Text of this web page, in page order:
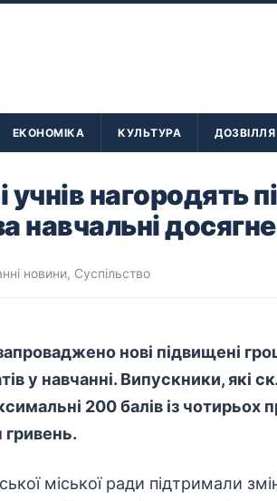
ЕКОНОМІКА КУЛЬТУРА ДОЗВІЛЛЯ
учнів
навчальні
новини, Суспільство
нові підвищені
у навчанні. Випускники, які
200 балів із
гривень.
міської ради підтримали